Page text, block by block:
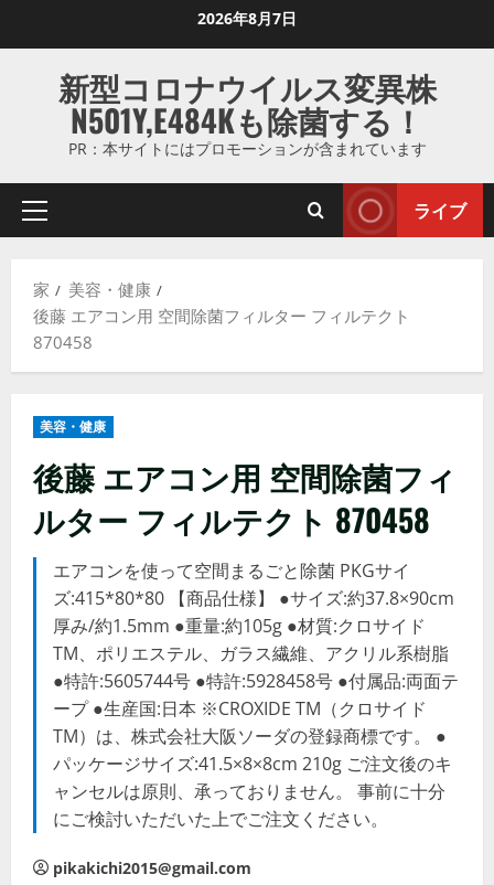
ス
ッ
2026年8月7日
新型コロナウイルス変異株
N501Y,E484Kも除菌する！
PR：本サイトにはプロモーションが含まれています
プ
マ
リ
メ
ー
ライブ
家
美容・健康
後藤 エアコン用 空間除菌フィルター フィルテクト
870458
美容・健康
後藤 エアコン用 空間除菌フィ
ルター フィルテクト 870458
エアコンを使って空間まるごと除菌 PKGサイ
ズ:415*80*80 【商品仕様】 ●サイズ:約37.8×90cm
厚み/約1.5mm ●重量:約105g ●材質:クロサイド
TM、ポリエステル、ガラス繊維、アクリル系樹脂
●特許:5605744号 ●特許:5928458号 ●付属品:両面テ
ープ ●生産国:日本 ※CROXIDE TM（クロサイド
TM）は、株式会社大阪ソーダの登録商標です。 ●
パッケージサイズ:41.5×8×8cm 210g ご注文後のキ
ャンセルは原則、承っておりません。 事前に十分
にご検討いただいた上でご注文ください。
pikakichi2015@gmail.com